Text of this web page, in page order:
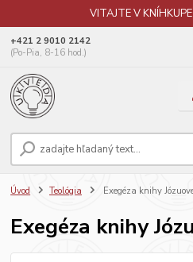
VITAJTE V
+421 2 9010 2142
(Po-Pia, 8-16 hod.)
Úvod Teológia Exegéza knihy
Exegéza knihy